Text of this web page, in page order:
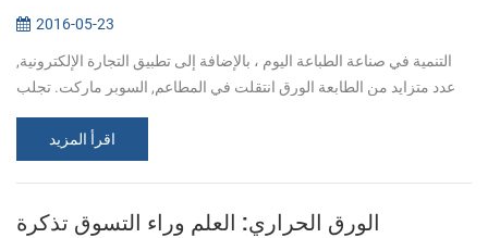
2016-05-23
التنمية في صناعة الطباعة اليوم ، بالإضافة إلى تطبيق التجارة الإلكترونية,
عدد متزايد من الطابعة الورق انتقلت في المطاعم, السوبر ماركت. تجلب
اقرأ المزيد
الورق الحراري: العلم وراء التسوق تذكرة